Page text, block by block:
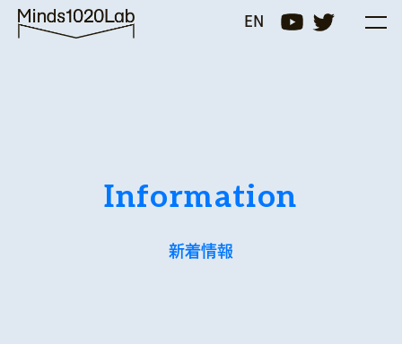
Minds1020Lab｜
EN
Information
新着情報